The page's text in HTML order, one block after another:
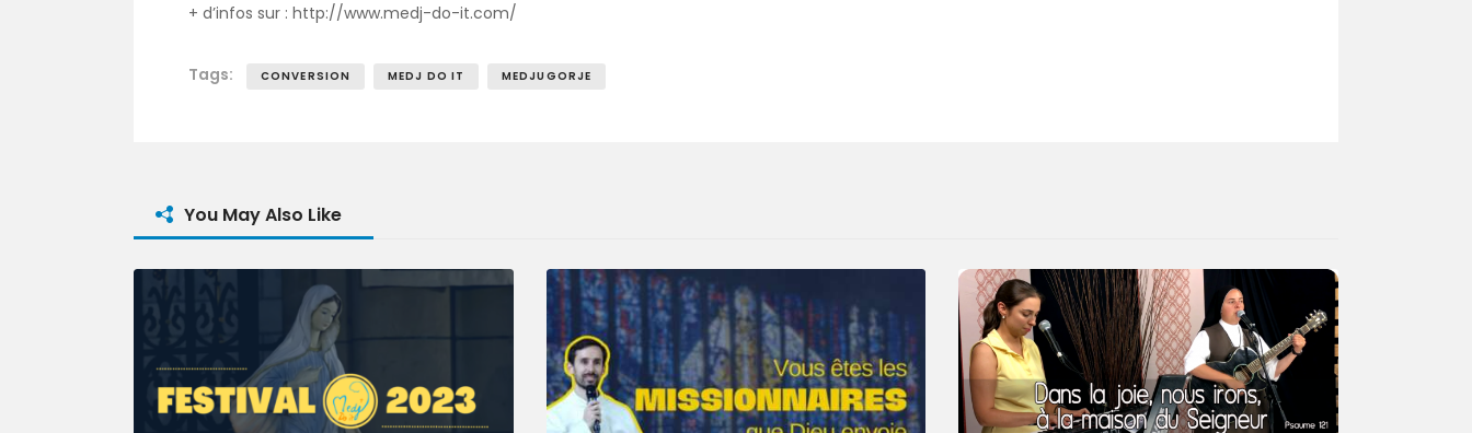
+ d’infos sur : http://www.medj-do-it.com/
Tags: CONVERSION MEDJ DO IT MEDJUGORJE
You May Also Like